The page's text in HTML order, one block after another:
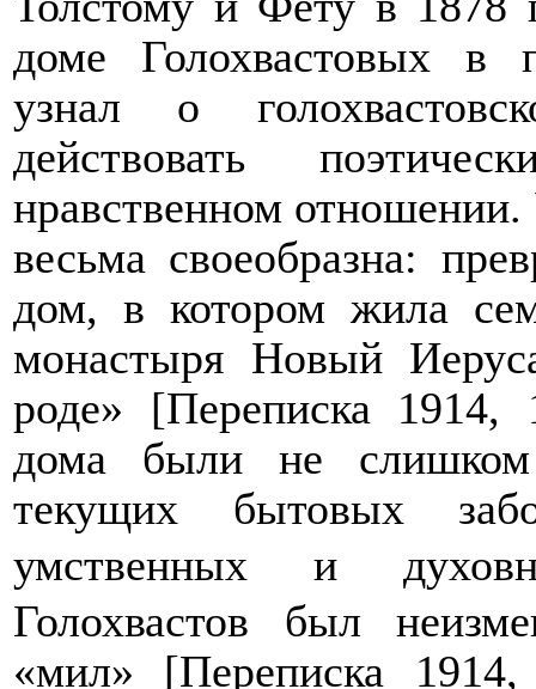
доме Голохвастовых в
узнал о
действовать
нравственном
весьма своеобразна:
дом, в котором жила
монастыря Новый
роде» [Переписка 1914,
дома были не слишком
текущих бытовых
умственных и
Голохвастов был
«мил»
[Переписка